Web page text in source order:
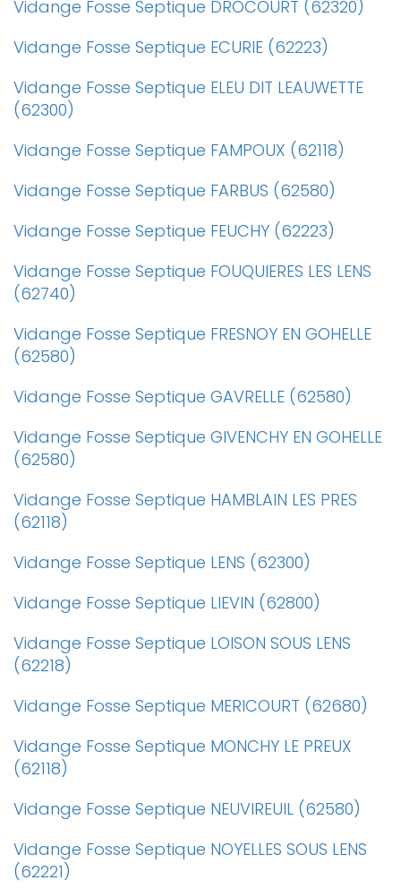
Vidange Fosse Septique DROCOURT (62320)
Vidange Fosse Septique ECURIE (62223)
Vidange Fosse Septique ELEU DIT LEAUWETTE
(62300)
Vidange Fosse Septique FAMPOUX (62118)
Vidange Fosse Septique FARBUS (62580)
Vidange Fosse Septique FEUCHY (62223)
Vidange Fosse Septique FOUQUIERES LES LENS
(62740)
Vidange Fosse Septique FRESNOY EN GOHELLE
(62580)
Vidange Fosse Septique GAVRELLE (62580)
Vidange Fosse Septique GIVENCHY EN GOHELLE
(62580)
Vidange Fosse Septique HAMBLAIN LES PRES
(62118)
Vidange Fosse Septique LENS (62300)
Vidange Fosse Septique LIEVIN (62800)
Vidange Fosse Septique LOISON SOUS LENS
(62218)
Vidange Fosse Septique MERICOURT (62680)
Vidange Fosse Septique MONCHY LE PREUX
(62118)
Vidange Fosse Septique NEUVIREUIL (62580)
Vidange Fosse Septique NOYELLES SOUS LENS
(62221)